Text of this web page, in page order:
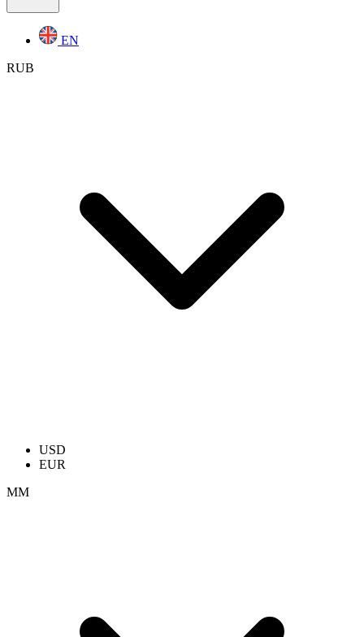
EN
RUB
USD
EUR
ММ